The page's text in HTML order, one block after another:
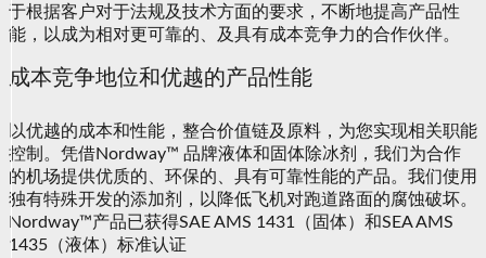
于根据客户对于法规及技术方面的要求，不断地提高产品性
能，以成为相对更可靠的、及具有成本竞争力的合作伙伴。
成本竞争地位和优越的产品性能
以优越的成本和性能，整合价值链及原料，为您实现相关职能
控制。凭借Nordway™ 品牌液体和固体除冰剂，我们为合作
的机场提供优质的、环保的、具有可靠性能的产品。我们使用
独有特殊开发的添加剂，以降低飞机对跑道路面的腐蚀破坏。
Nordway™产品已获得SAE AMS 1431（固体）和SEA AMS
1435（液体）标准认证